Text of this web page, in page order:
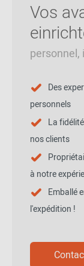
Vos
personnel,
Des
personnels
La
nos clients
à notre
Emballé
l'expédition !